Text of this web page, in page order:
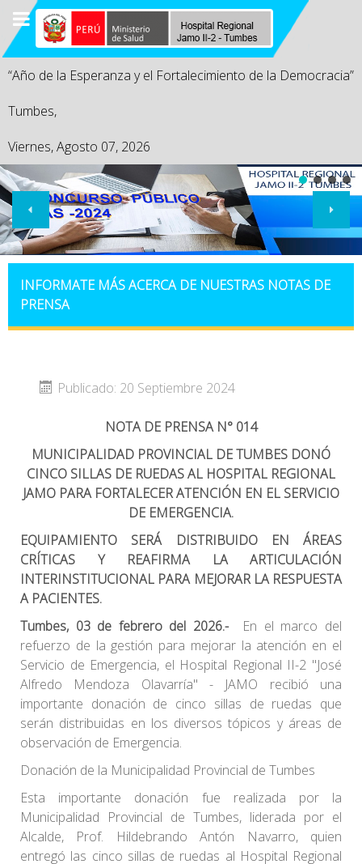
“Año de la Esperanza y el Fortalecimiento de la Democracia”
Tumbes,
Viernes, Agosto 07, 2026
INFORMATE MÁS ACERCA DE NUESTRAS NOTAS DE
PRENSA
Publicado: 20 Septiembre 2024
NOTA DE PRENSA N° 014
MUNICIPALIDAD PROVINCIAL DE TUMBES DONÓ
CINCO SILLAS DE RUEDAS AL HOSPITAL REGIONAL
JAMO PARA FORTALECER ATENCIÓN EN EL SERVICIO
DE EMERGENCIA.
EQUIPAMIENTO SERÁ DISTRIBUIDO EN ÁREAS
CRÍTICAS Y REAFIRMA LA ARTICULACIÓN
INTERINSTITUCIONAL PARA MEJORAR LA RESPUESTA
A PACIENTES.
Tumbes, 03 de febrero del 2026.-
En el marco del
refuerzo de la gestión para mejorar la atención en el
Servicio de Emergencia, el Hospital Regional II-2 "José
Alfredo Mendoza Olavarría" - JAMO recibió una
importante donación de cinco sillas de ruedas que
serán distribuidas en los diversos tópicos y áreas de
observación de Emergencia.
Donación de la Municipalidad Provincial de Tumbes
Esta importante donación fue realizada por la
Municipalidad Provincial de Tumbes, liderada por el
Alcalde, Prof. Hildebrando Antón Navarro, quien
entregó las cinco sillas de ruedas al Hospital Regional